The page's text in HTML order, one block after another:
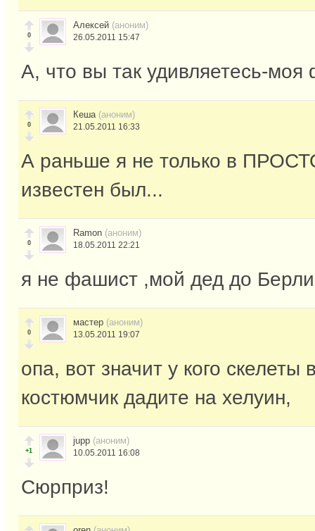
0
Алексей (аноним)
26.05.2011 15:47
А, что вы так удивляетесь-
0
Кеша (аноним)
21.05.2011 16:33
А раньше я не только в
известен был...
0
Ramon (аноним)
18.05.2011 22:21
я не фашист ,мой дед до
0
мастер (аноним)
13.05.2011 19:07
опа, вот значит у кого скелеты
костюмчик дадите на хелуин,
+1
jupp (аноним)
10.05.2011 16:08
Сюрприз!